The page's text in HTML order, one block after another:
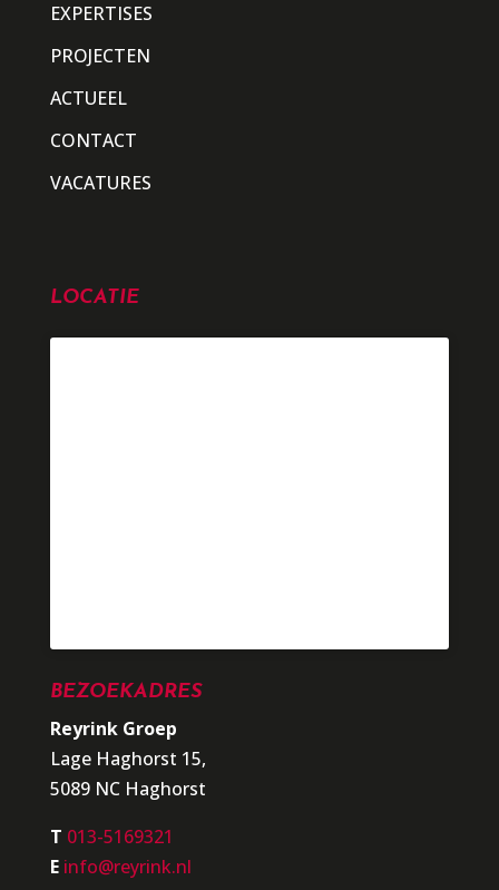
EXPERTISES
PROJECTEN
ACTUEEL
CONTACT
VACATURES
LOCATIE
BEZOEKADRES
Reyrink Groep
Lage Haghorst 15,
5089 NC Haghorst
T 013-5169321
E info@reyrink.nl